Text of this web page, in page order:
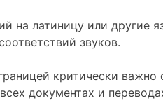
на латиницу или другие
звуков.
критически важно
документах и